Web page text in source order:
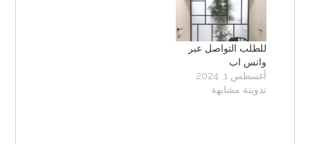
للطلب التواصل عبر
واتس اب
أغسطس 1, 2024
تدوينة مشابهة